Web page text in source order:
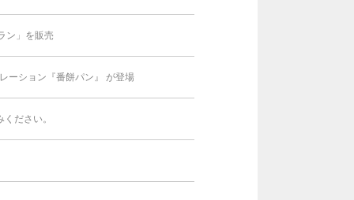
ン」を販売
ーション『番餅パン』 が登場
ださい。